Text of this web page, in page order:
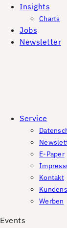
Insights
Charts
Jobs
Newsletter
Service
E-Paper
Kontakt
Werben
Events